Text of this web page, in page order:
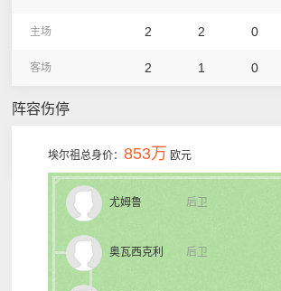
主场 2 2 0
客场 2 1 0
阵容伤停
埃尔祖总身价： 853万 欧元
后卫
尤姆鲁
后卫
奥瓦西克利